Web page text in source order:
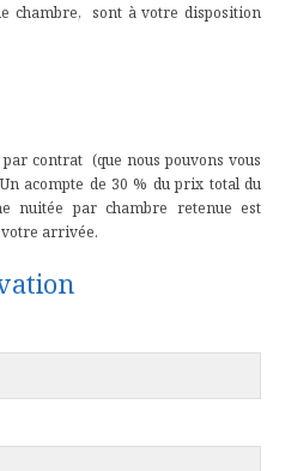
chambre, sont à votre disposition
contrat (que nous pouvons vous
acompte de 30 % du prix total du
nuitée par chambre retenue est
votre arrivée.